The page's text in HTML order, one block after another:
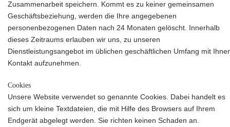
Zusammenarbeit speichern. Kommt es zu keiner gemeinsamen
Geschäftsbeziehung, werden die Ihre angegebenen
personenbezogenen Daten nach 24 Monaten gelöscht.
Innerhalb
dieses Zeitraums erlauben wir uns, zu unseren
Dienstleistungsangebot im üblichen geschäftlichen Umfang mit
Kontakt aufzunehmen.
Cookies
Unsere Website verwendet so genannte Cookies. Dabei handelt es
sich um kleine Textdateien, die mit Hilfe des Browsers auf Ihrem
Endgerät abgelegt werden. Sie richten keinen Schaden an.